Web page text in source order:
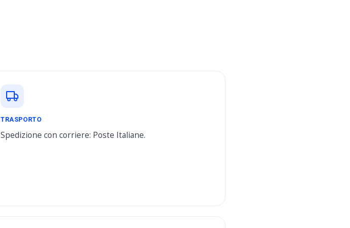
TRASPORTO
Spedizione con corriere: Poste Italiane.